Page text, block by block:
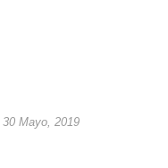
30 Mayo, 2019